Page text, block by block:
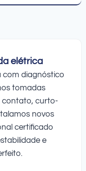
elétrica
com diagnóstico
tomadas
contato, curto-
novos
certificado
e